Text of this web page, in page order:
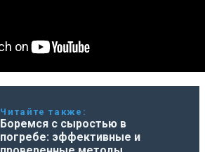
Читайте также:
Боремся с сыростью в
погребе: эффективные и